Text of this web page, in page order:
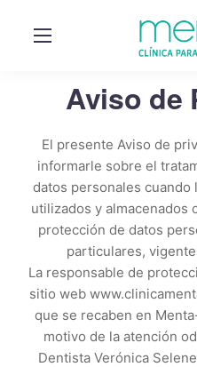
Aviso de
El presente Aviso de
informarle sobre el
datos personales cuando
utilizados y almacenados
protección de datos
particulares,
La responsable de
sitio web
que se recaben en
motivo de la atención
Dentista Verónica